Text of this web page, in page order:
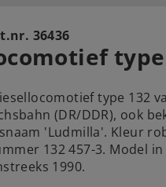
36436
type
type 132
(DR/DDR), ook
'Ludmilla'. Kleur
132 457-3. Model in
1990.